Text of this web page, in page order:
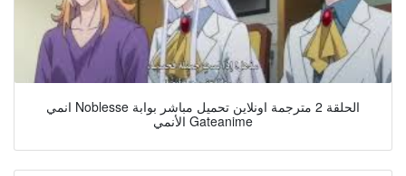
انمي Noblesse الحلقة 2 مترجمة اونلاين تحميل مباشر بوابة
الأنمي Gateanime